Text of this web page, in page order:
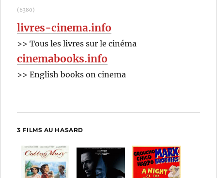
(6380)
livres-cinema.info
>> Tous les livres sur le cinéma
cinemabooks.info
>> English books on cinema
3 FILMS AU HASARD